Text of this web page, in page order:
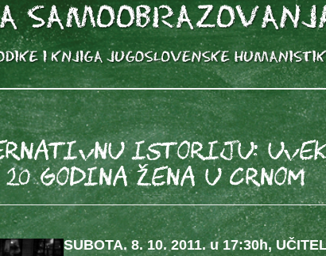
ISTORIJU:
20 GODINA Žena u crnom
SUBOTA. 8. 10. 2011. u 17:30h,